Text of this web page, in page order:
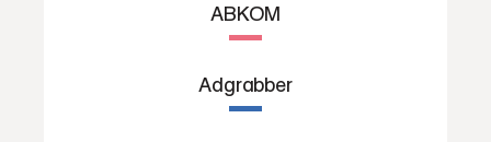
ABKOM
Adgrabber